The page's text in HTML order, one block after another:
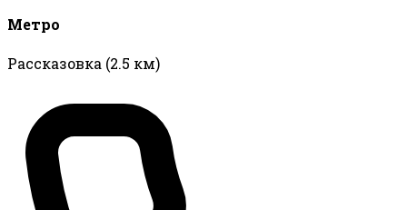
Метро
Рассказовка (2.5 км)